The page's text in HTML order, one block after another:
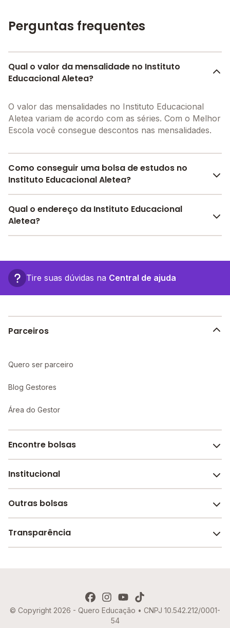
Perguntas frequentes
Qual o valor da mensalidade no Instituto
Educacional Aletea?
O valor das mensalidades no Instituto Educacional
Aletea variam de acordo com as séries. Com o Melhor
Escola você consegue descontos nas mensalidades.
Como conseguir uma bolsa de estudos no
Instituto Educacional Aletea?
Pesquise bolsas disponíveis no Melhor Escola e
encontre o melhor desconto para você.
Qual o endereço da Instituto Educacional
Aletea?
dos Campos - SP.
Tire suas dúvidas na Central de ajuda
Parceiros
Quero ser parceiro
Blog Gestores
Área do Gestor
Encontre bolsas
Melhores escolas de São Paulo
Escolas por cidade e bairro
Institucional
Sobre o Melhor Escola
Revista Melhor Escola
Outras bolsas
Faculdades e universidades
Transparência
Política de Cookies
© Copyright 2026 - Quero Educação • CNPJ 10.542.212/0001-
54